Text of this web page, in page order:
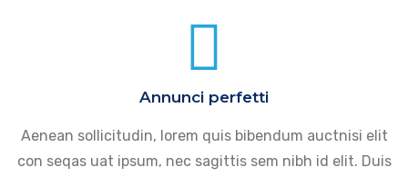
Annunci perfetti
Aenean sollicitudin, lorem quis bibendum auctnisi elit
con seqas uat ipsum, nec sagittis sem nibh id elit. Duis